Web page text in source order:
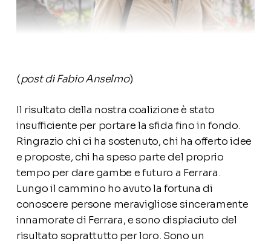
(post di Fabio Anselmo)
Il risultato della nostra coalizione è stato
insufficiente per portare la sfida fino in fondo.
Ringrazio chi ci ha sostenuto, chi ha offerto idee
e proposte, chi ha speso parte del proprio
tempo per dare gambe e futuro a Ferrara.
Lungo il cammino ho avuto la fortuna di
conoscere persone meravigliose sinceramente
innamorate di Ferrara, e sono dispiaciuto del
risultato soprattutto per loro. Sono un